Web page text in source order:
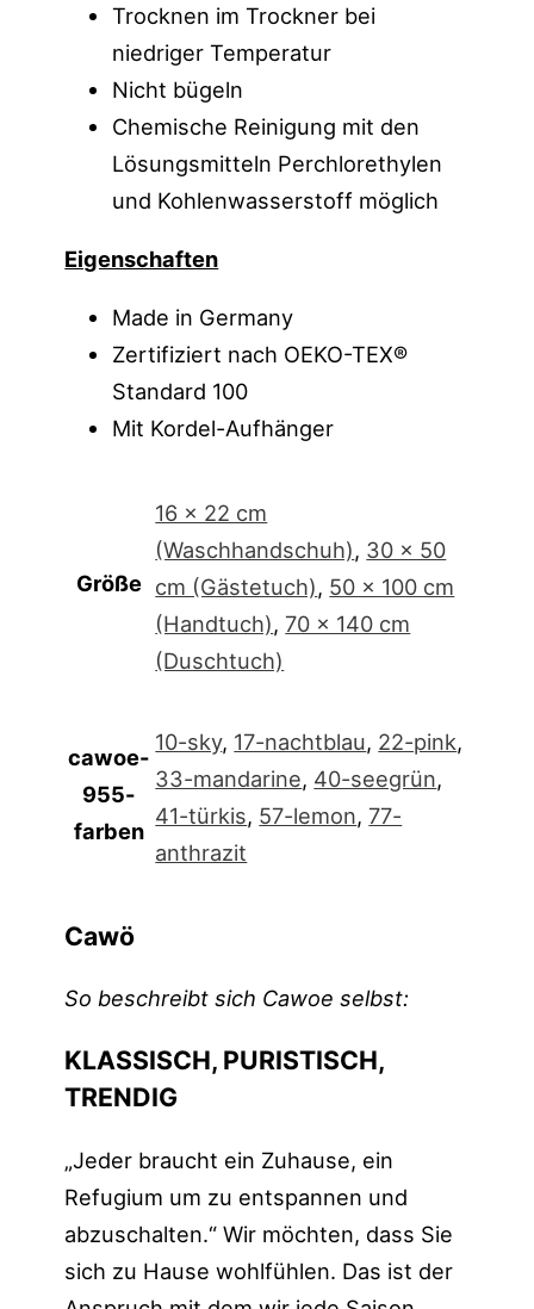
Trocknen im Trockner bei
niedriger Temperatur
Nicht bügeln
Chemische Reinigung mit den
Lösungsmitteln Perchlorethylen
und Kohlenwasserstoff möglich
Eigenschaften
Made in Germany
Zertifiziert nach OEKO-TEX®
Standard 100
Mit Kordel-Aufhänger
Größe
16 x 22 cm
(Waschhandschuh), 30 x 50
cm (Gästetuch), 50 x 100 cm
(Handtuch),70 x 140 cm
(Duschtuch)
cawoe-
955-
farben
10-sky, 17-nachtblau, 22-pink,
33-mandarine, 40-seegrün,
41-türkis, 57-lemon,77-
anthrazit
Cawö
So beschreibt sich Cawoe selbst:
KLASSISCH, PURISTISCH,
TRENDIG
„Jeder braucht ein Zuhause, ein
Refugium um zu entspannen und
abzuschalten.“ Wir möchten, dass Sie
sich zu Hause wohlfühlen. Das ist der